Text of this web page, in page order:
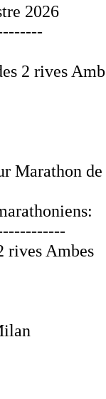
2026
2 rives
Marathon
rives Ambes